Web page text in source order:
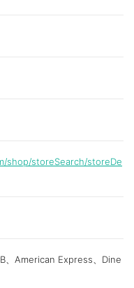
shop/storeSearch/storeDe
、American Express、Dine